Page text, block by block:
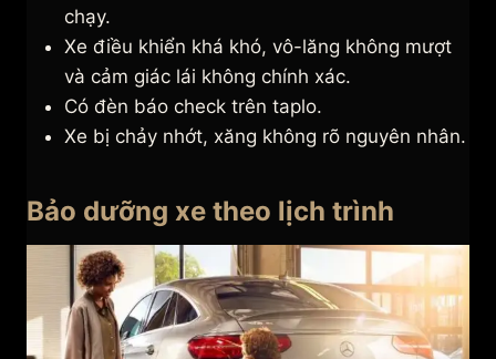
chạy.
Xe điều khiển khá khó, vô-lăng không mượt
và cảm giác lái không chính xác.
Có đèn báo check trên taplo.
Xe bị chảy nhớt, xăng không rõ nguyên nhân.
Bảo dưỡng xe theo lịch trình